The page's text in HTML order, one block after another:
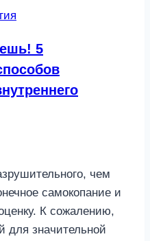
5
чем
самокопание и
К сожалению,
для значительной